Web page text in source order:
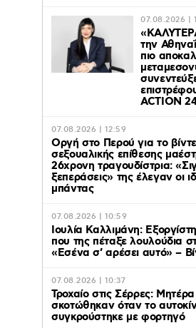
07.08.2026 |
την
πιο
ACTION
07.08.2026 | 12:59
Οργή στο Περού για το
σεξουαλικής επίθεσης
26χρονη τραγουδίστρια:
ξεπεράσεις» της έλεγαν οι
μπάντας
07.08.2026 | 10:59
Ιουλία Καλλιμάνη:
που της πέταξε λουλούδια
«Εσένα σ’ αρέσει αυτό» –
07.08.2026 | 10:37
Τροχαίο στις Σέρρες: Μητέρα
σκοτώθηκαν όταν το
συγκρούστηκε με φορτηγό